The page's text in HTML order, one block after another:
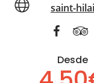
saint-
Desde